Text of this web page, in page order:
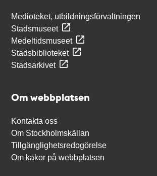
Medioteket, utbildningsförvaltningen
Stadsmuseet
Medeltidsmuseet
Stadsbiblioteket
Stadsarkivet
Om webbplatsen
Kontakta oss
Om Stockholmskällan
Tillgänglighetsredogörelse
Om kakor på webbplatsen